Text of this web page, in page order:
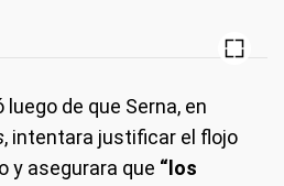
de que Serna, en
, intentara justificar el flojo
y asegurara que “los